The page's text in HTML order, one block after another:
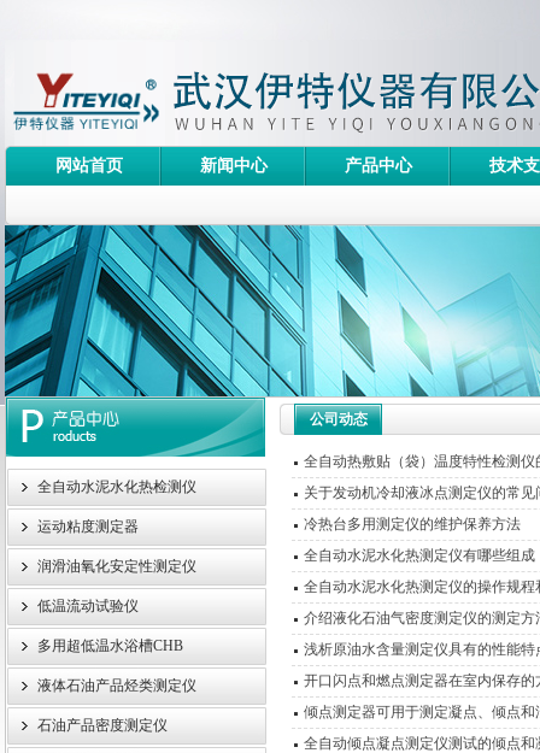
武汉伊特仪器有限公司
网站首页 新闻中心 产品中心 技术
全自动水泥水化热检测仪
运动粘度测定器
润滑油氧化安定性测定仪
低温流动试验仪
多用超低温水浴槽CHB
液体石油产品烃类测定仪
石油产品密度测定仪
公司动态
全自动热敷贴（袋）温度特性检测仪
关于发动机冷却液冰点测定仪的常见
冷热台多用测定仪的维护保养方法
全自动水泥水化热测定仪有哪些组成
全自动水泥水化热测定仪的操作规程
介绍液化石油气密度测定仪的测定方
浅析原油水含量测定仪具有的性能特
开口闪点和燃点测定器在室内保存的
倾点测定器可用于测定凝点、倾点和
全自动倾点凝点测定仪测试的倾点和